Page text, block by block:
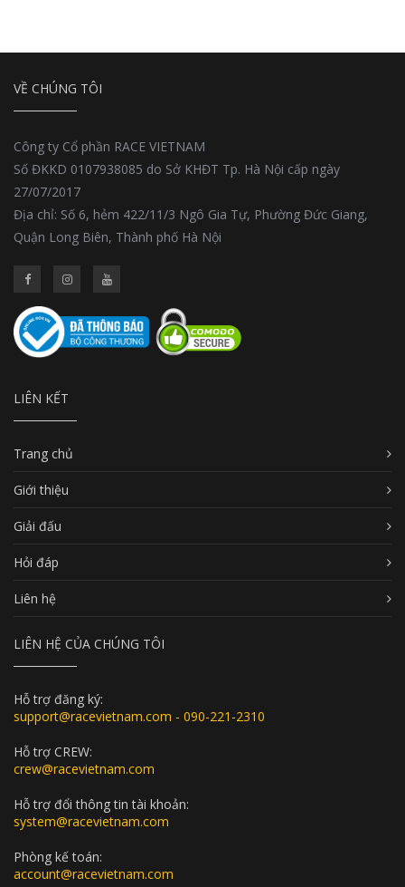
VỀ CHÚNG TÔI
Công ty Cổ phần RACE VIETNAM
Số ĐKKD 0107938085 do Sở KHĐT Tp. Hà Nội cấp ngày
27/07/2017
Địa chỉ: Số 6, hẻm 422/11/3 Ngô Gia Tự, Phường Đức Giang,
Quận Long Biên, Thành phố Hà Nội
LIÊN KẾT
Trang chủ
Giới thiệu
Giải đấu
Hỏi đáp
Liên hệ
LIÊN HỆ CỦA CHÚNG TÔI
Hỗ trợ đăng ký:
support@racevietnam.com - 090-221-2310
Hỗ trợ CREW:
crew@racevietnam.com
Hỗ trợ đổi thông tin tài khoản:
system@racevietnam.com
Phòng kế toán:
account@racevietnam.com